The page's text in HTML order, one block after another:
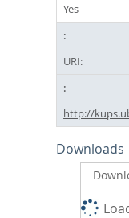
Yes
URI:
http://
Downloads